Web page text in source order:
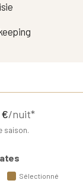
€/nuit*
saison.
Sélectionné